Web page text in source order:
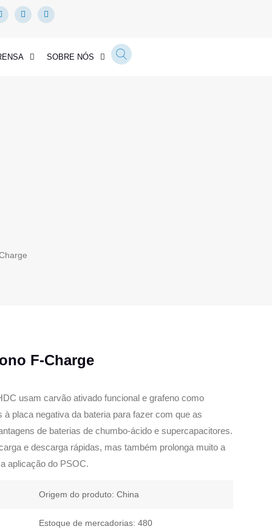
SOBRE NÓS
F-Charge
usam carvão ativado funcional e grafeno como
placa negativa da bateria para fazer com que as
de baterias de chumbo-ácido e supercapacitores.
e descarga rápidas, mas também prolonga muito a
aplicação do PSOC.
Origem do produto: China
Estoque de mercadorias: 480